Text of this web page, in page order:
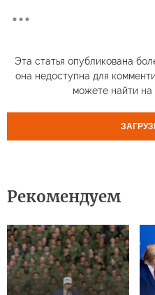
Эта статья опубликована
она недоступна для
можете найти на
Рекомендуем